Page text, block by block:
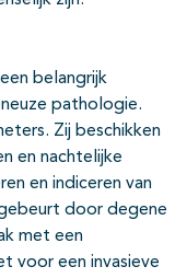
belangrijk
pathologie.
Zij beschikken
en nachtelijke
en indiceren van
door degene
met een
voor een invasieve